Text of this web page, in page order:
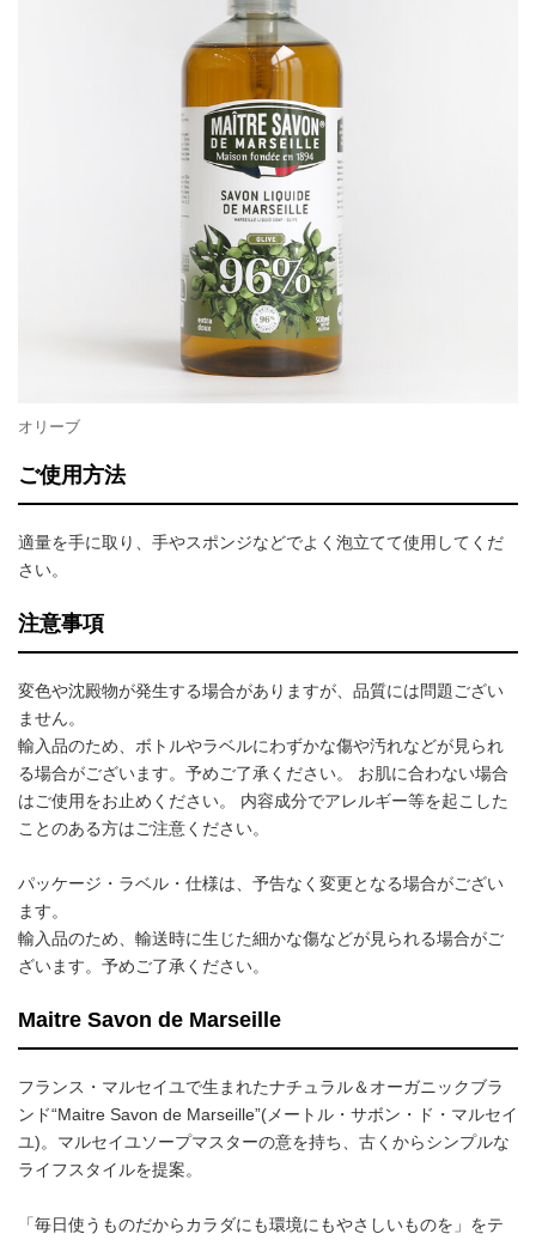
オリーブ
ご使用方法
適量を手に取り、手やスポンジなどでよく泡立てて使用してくだ
さい。
注意事項
変色や沈殿物が発生する場合がありますが、品質には問題ござい
ません。
輸入品のため、ボトルやラベルにわずかな傷や汚れなどが見られ
る場合がございます。予めご了承ください。 お肌に合わない場合
はご使用をお止めください。 内容成分でアレルギー等を起こした
ことのある方はご注意ください。
パッケージ・ラベル・仕様は、予告なく変更となる場合がござい
ます。
輸入品のため、輸送時に生じた細かな傷などが見られる場合がご
ざいます。予めご了承ください。
Maitre Savon de Marseille
フランス・マルセイユで生まれたナチュラル＆オーガニックブラ
ンド“Maitre Savon de Marseille”(メートル・サボン・ド・マルセイ
ユ)。マルセイユソープマスターの意を持ち、古くからシンプルな
ライフスタイルを提案。
「毎日使うものだからカラダにも環境にもやさしいものを」をテ